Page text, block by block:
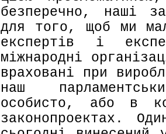
безперечно, наші
для того, щоб ми
експертів і
міжнародні
враховані при
наш
особисто, або в
законопроектах.